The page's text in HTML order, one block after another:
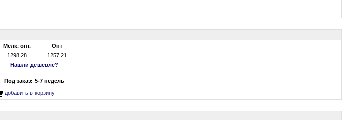
Мелк. опт.
Опт
1298.28
1257.21
Нашли дешевле?
Под заказ: 5-7 недель
добавить в корзину